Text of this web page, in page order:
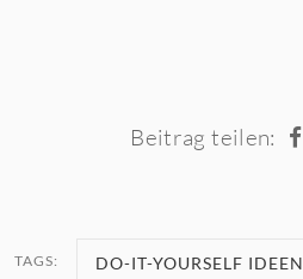
Beitrag teilen:
TAGS: DO-IT-YOURSELF IDEEN